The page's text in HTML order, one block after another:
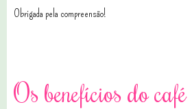
Obrigada pela compreensão!
Os benefícios do café